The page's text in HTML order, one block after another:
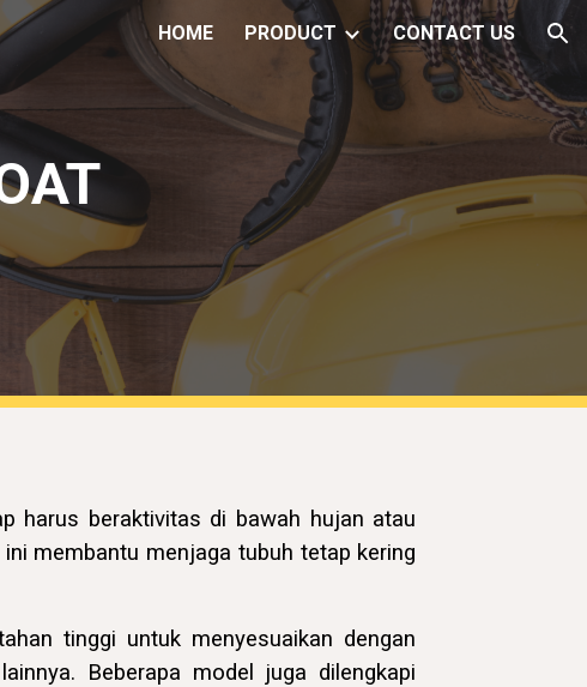
HOME PRODUCT CONTACT US
harus beraktivitas di bawah hujan atau
membantu menjaga tubuh tetap kering
tinggi untuk menyesuaikan dengan
Beberapa model juga dilengkapi